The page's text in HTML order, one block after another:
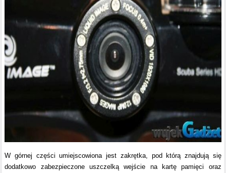
W górnej części umiejscowiona jest zakrętka, pod którą znajdują się
dodatkowo zabezpieczone uszczelką wejście na kartę pamięci oraz